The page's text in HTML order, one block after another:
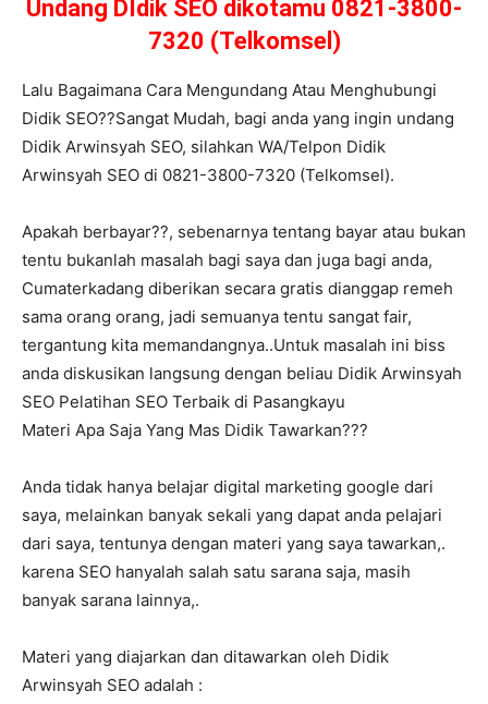
Undang DIdik SEO dikotamu 0821-3800-
7320 (Telkomsel)
Lalu Bagaimana Cara Mengundang Atau Menghubungi
Didik SEO??Sangat Mudah, bagi anda yang ingin undang
Didik Arwinsyah SEO, silahkan WA/Telpon Didik
Arwinsyah SEO di 0821-3800-7320 (Telkomsel).
Apakah berbayar??, sebenarnya tentang bayar atau bukan
tentu bukanlah masalah bagi saya dan juga bagi anda,
Cumaterkadang diberikan secara gratis dianggap remeh
sama orang orang, jadi semuanya tentu sangat fair,
tergantung kita memandangnya..Untuk masalah ini biss
anda diskusikan langsung dengan beliau Didik Arwinsyah
SEO Pelatihan SEO Terbaik di Pasangkayu
Materi Apa Saja Yang Mas Didik Tawarkan???
Anda tidak hanya belajar digital marketing google dari
saya, melainkan banyak sekali yang dapat anda pelajari
dari saya, tentunya dengan materi yang saya tawarkan,.
karena SEO hanyalah salah satu sarana saja, masih
banyak sarana lainnya,.
Materi yang diajarkan dan ditawarkan oleh Didik
Arwinsyah SEO adalah :